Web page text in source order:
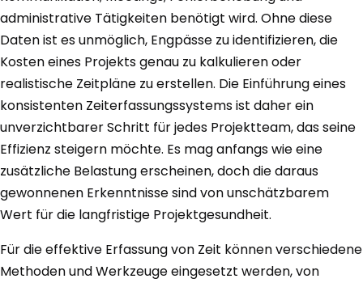
administrative Tätigkeiten benötigt wird. Ohne diese
Daten ist es unmöglich, Engpässe zu identifizieren, die
Kosten eines Projekts genau zu kalkulieren oder
realistische Zeitpläne zu erstellen. Die Einführung eines
konsistenten Zeiterfassungssystems ist daher ein
unverzichtbarer Schritt für jedes Projektteam, das seine
Effizienz steigern möchte. Es mag anfangs wie eine
zusätzliche Belastung erscheinen, doch die daraus
gewonnenen Erkenntnisse sind von unschätzbarem
Wert für die langfristige Projektgesundheit.
Für die effektive Erfassung von Zeit können verschiedene
Methoden und Werkzeuge eingesetzt werden, von